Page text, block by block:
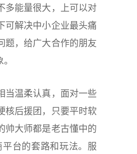
多能量很大，上可以对
可解决中小企业最头痛
题，给广大合作的朋友
当温柔认真，面对一些
核后援团，只要平时软
帅大师都是老古懂中的
台的套路和玩法。服